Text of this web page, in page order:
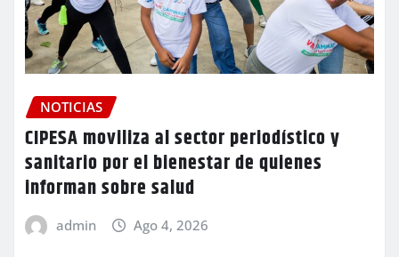
NOTICIAS
CIPESA moviliza al sector periodístico y
sanitario por el bienestar de quienes
informan sobre salud
admin Ago 4, 2026